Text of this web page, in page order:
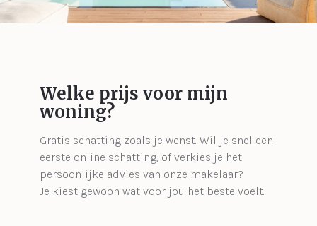
Welke prijs voor mijn
woning?
Gratis schatting zoals je wenst. Wil je snel een
eerste online schatting, of verkies je het
persoonlijke advies van onze makelaar?
Je kiest gewoon wat voor jou het beste voelt.